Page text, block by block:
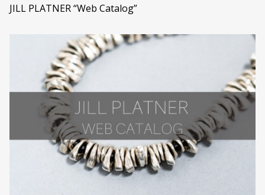
JILL PLATNER “Web Catalog”